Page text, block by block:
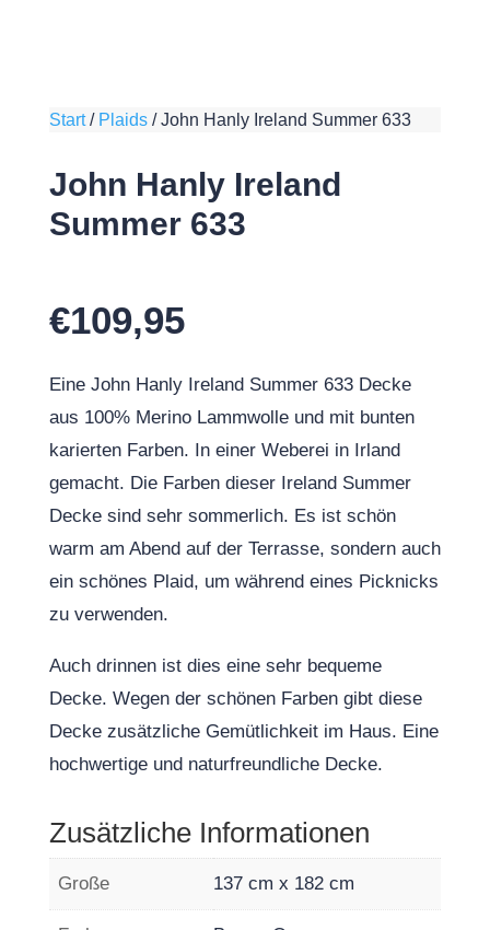
Start/ Plaids/John Hanly Ireland Summer 633
John Hanly Ireland
Summer 633
€109,95
Eine John Hanly Ireland Summer 633 Decke
aus 100% Merino Lammwolle und mit bunten
karierten Farben. In einer Weberei in Irland
gemacht. Die Farben dieser Ireland Summer
Decke sind sehr sommerlich. Es ist schön
warm am Abend auf der Terrasse, sondern auch
ein schönes Plaid, um während eines Picknicks
zu verwenden.
Auch drinnen ist dies eine sehr bequeme
Decke. Wegen der schönen Farben gibt diese
Decke zusätzliche Gemütlichkeit im Haus. Eine
hochwertige und naturfreundliche Decke.
Zusätzliche Informationen
Große 137 cm x 182 cm